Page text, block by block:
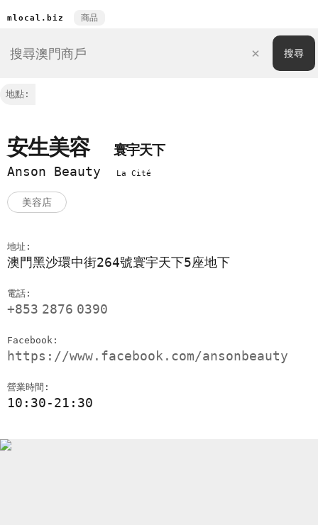
mlocal.biz 商品
地點:
安生美容
寰宇天下
Anson Beauty
La Cité
美容店
地址:
澳門黑沙環中街264號寰宇天下5座地下
電話:
+853 2876 0390
Facebook:
https://www.facebook.com/ansonbeauty
營業時間:
10:30-21:30